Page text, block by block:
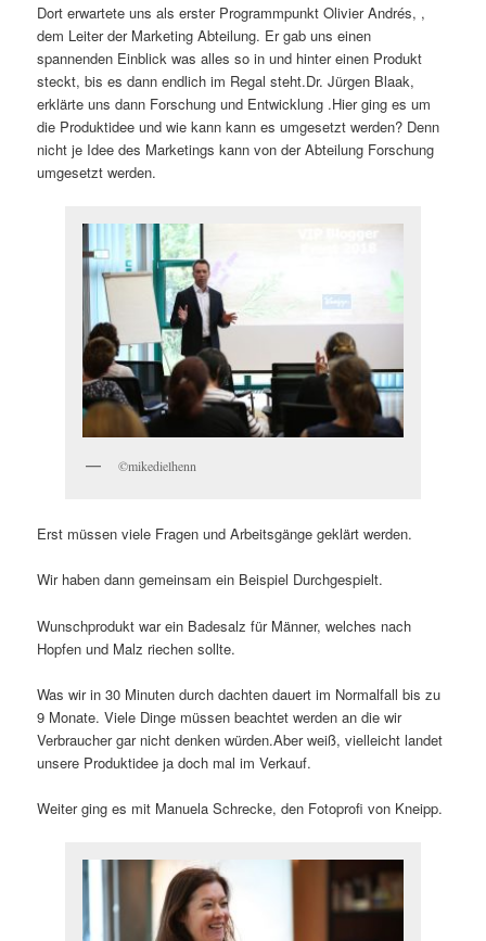
Dort erwartete uns als erster Programmpunkt Olivier Andrés, ,
dem Leiter der Marketing Abteilung. Er gab uns einen
spannenden Einblick was alles so in und hinter einen Produkt
steckt, bis es dann endlich im Regal steht.Dr. Jürgen Blaak,
erklärte uns dann Forschung und Entwicklung .Hier ging es um
die Produktidee und wie kann kann es umgesetzt werden? Denn
nicht je Idee des Marketings kann von der Abteilung Forschung
umgesetzt werden.
©mikedielhenn
Erst müssen viele Fragen und Arbeitsgänge geklärt werden.
Wir haben dann gemeinsam ein Beispiel Durchgespielt.
Wunschprodukt war ein Badesalz für Männer, welches nach
Hopfen und Malz riechen sollte.
Was wir in 30 Minuten durch dachten dauert im Normalfall bis zu
9 Monate. Viele Dinge müssen beachtet werden an die wir
Verbraucher gar nicht denken würden.Aber weiß, vielleicht landet
unsere Produktidee ja doch mal im Verkauf.
Weiter ging es mit Manuela Schrecke, den Fotoprofi von Kneipp.